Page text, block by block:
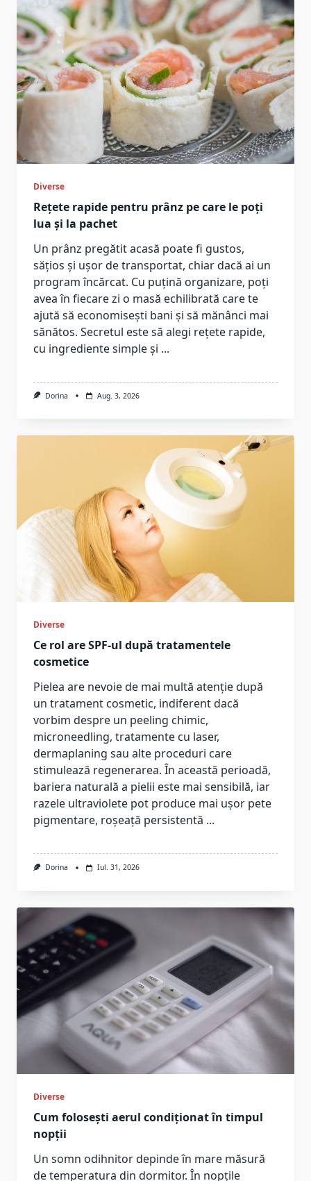
Diverse
Rețete rapide pentru prânz pe care le poți
lua și la pachet
Un prânz pregătit acasă poate fi gustos,
sățios și ușor de transportat, chiar dacă ai un
program încărcat. Cu puțină organizare, poți
avea în fiecare zi o masă echilibrată care te
ajută să economisești bani și să mănânci mai
sănătos. Secretul este să alegi rețete rapide,
cu ingrediente simple și ...
Dorina Aug. 3, 2026
Diverse
Ce rol are SPF-ul după tratamentele
cosmetice
Pielea are nevoie de mai multă atenție după
un tratament cosmetic, indiferent dacă
vorbim despre un peeling chimic,
microneedling, tratamente cu laser,
dermaplaning sau alte proceduri care
stimulează regenerarea. În această perioadă,
bariera naturală a pielii este mai sensibilă, iar
razele ultraviolete pot produce mai ușor pete
pigmentare, roșeață persistentă ...
Dorina Iul. 31, 2026
Diverse
Cum folosești aerul condiționat în timpul
nopții
Un somn odihnitor depinde în mare măsură
de temperatura din dormitor. În nopțile